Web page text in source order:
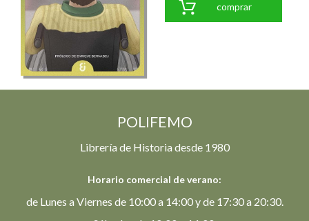
comprar
POLIFEMO
Librería de Historia desde 1980
Horario comercial de verano:
de Lunes a Viernes de 10:00 a 14:00 y de 17:30 a 20:30.